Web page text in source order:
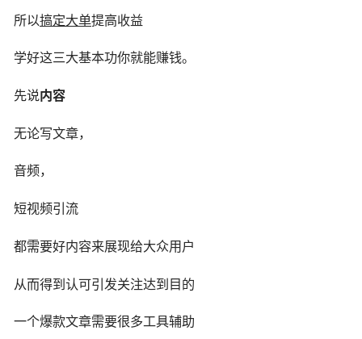
所以搞定大单提高收益
学好这三大基本功你就能赚钱。
先说内容
无论写文章，
音频，
短视频引流
都需要好内容来展现给大众用户
从而得到认可引发关注达到目的
一个爆款文章需要很多工具辅助